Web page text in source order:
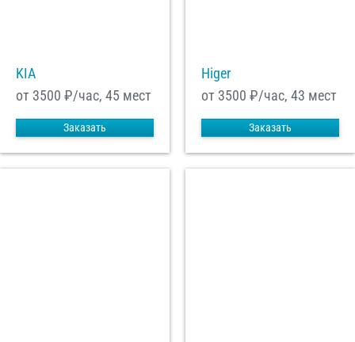
KIA
от 3500 ₽/час, 45 мест
Заказать
Higer
от 3500 ₽/час, 43 мест
Заказать